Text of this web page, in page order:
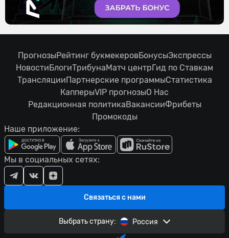
ПрогнозыРейтинг букмекеровБонусыЭкспрессы
НовостиБлогиТрибунаМатч центрГид по Ставкам
ТрансляцииПартнерские программыСтатистика
КапперыVIP прогнозыО Нас
Редакционная политикаВакансииФрибеты
Промокоды
Наше приложение:
Связаться с нами
Мы в социальных сетях:
Выбрать страну: Россия